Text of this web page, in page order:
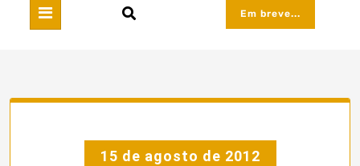
Em breve...
15 de agosto de 2012